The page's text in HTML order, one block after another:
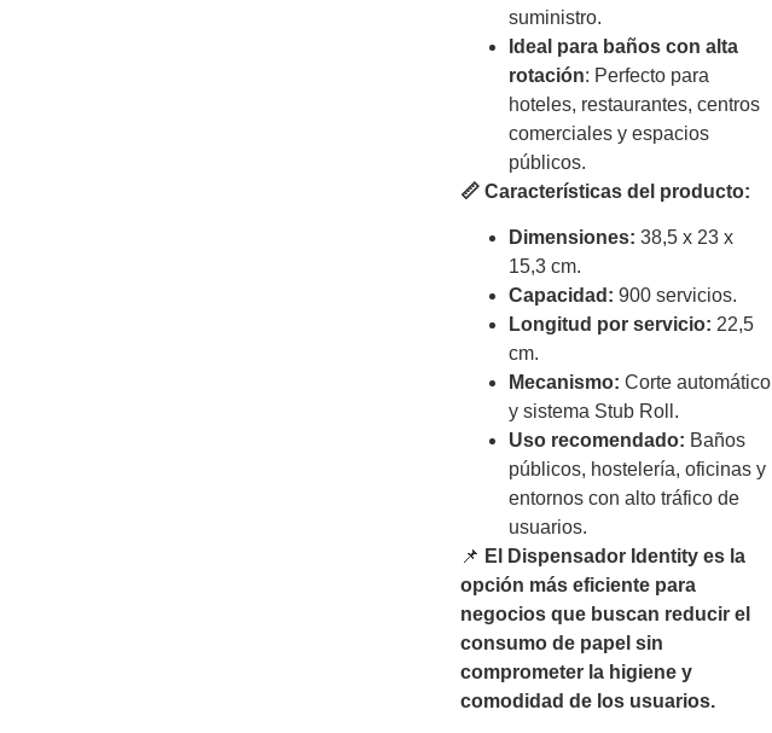
suministro.
Ideal para baños con alta
rotación: Perfecto para
hoteles, restaurantes, centros
comerciales y espacios
públicos.
📏 Características del producto:
Dimensiones: 38,5 x 23 x
15,3 cm.
Capacidad: 900 servicios.
Longitud por servicio: 22,5
cm.
Mecanismo: Corte automático
y sistema Stub Roll.
Uso recomendado: Baños
públicos, hostelería, oficinas y
entornos con alto tráfico de
usuarios.
📌 El Dispensador Identity es la
opción más eficiente para
negocios que buscan reducir el
consumo de papel sin
comprometer la higiene y
comodidad de los usuarios.